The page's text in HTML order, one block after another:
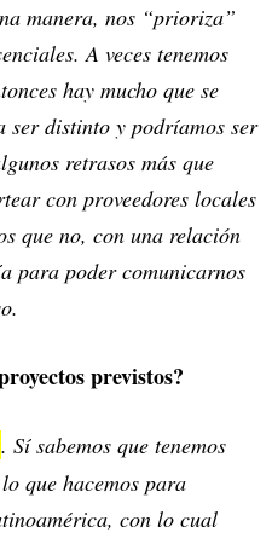
manera, nos “prioriza”
A veces tenemos
hay mucho que se
ser distinto y podríamos ser
retrasos más que
con proveedores locales
que no, con una relación
para poder comunicarnos
previstos?
. Sí sabemos que tenemos
que hacemos para
con lo cual